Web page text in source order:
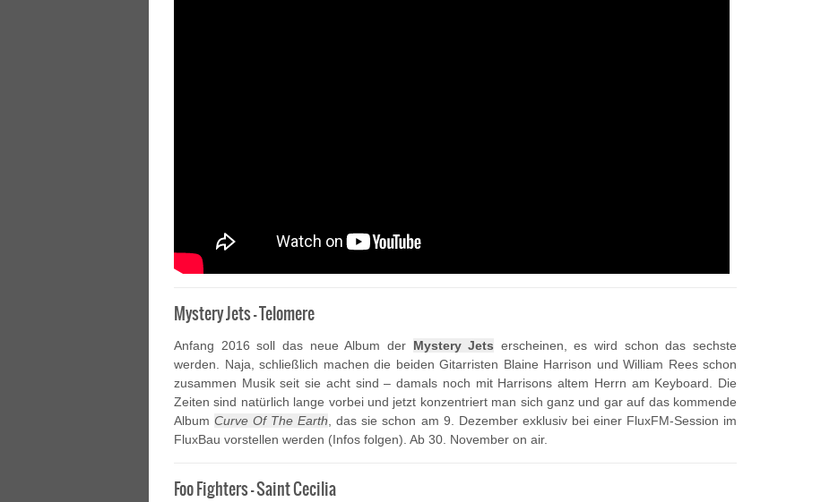
Mystery Jets – Telomere
Anfang 2016 soll das neue Album der Mystery Jets erscheinen, es wird schon das sechste
werden. Naja, schließlich machen die beiden Gitarristen Blaine Harrison und William Rees schon
zusammen Musik seit sie acht sind – damals noch mit Harrisons altem Herrn am Keyboard. Die
Zeiten sind natürlich lange vorbei und jetzt konzentriert man sich ganz und gar auf das kommende
AlbumCurve Of The Earth , das sie schon am 9. Dezember exklusiv bei einer FluxFM-Session im
FluxBau vorstellen werden (Infos folgen). Ab 30. November on air.
Foo Fighters – Saint Cecilia